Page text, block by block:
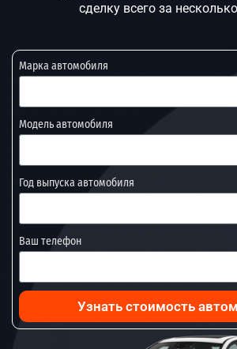
сделку всего за
Марка автомобиля
Модель автомобиля
Год выпуска автомобиля
Ваш телефон
Узнать стоимость